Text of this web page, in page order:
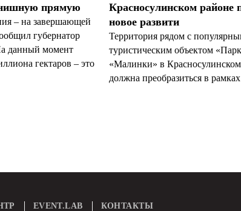
прямую
– на завершающей
губернатор
данный момент
гектаров – это
Красносулинском районе
новое развити
Территория рядом с
туристическим объектом
«Малинки» в
должна преобразиться в
EVENT.LAB КОНТАКТЫ